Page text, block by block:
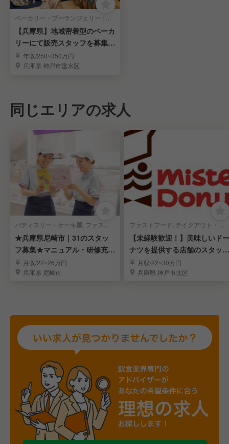
ベーカリー・ブーランジェリー | 販売スタッフ
【兵庫県】地域密着型のベーカ
リーにて販売スタッフを募集！
月8日以上休み
年収/250~350万円
兵庫県 神戸市垂水区
同じエリアの求人
パティスリー・ケーキ屋, ファストフード | 販売スタッフ
★兵庫県尼崎市｜31のスタッ
フ募集★マニュアル・研修充実
＊労働環境安定
月収/22~26万円
兵庫県 尼崎市
ファストフード, テイクアウト・惣菜・弁当屋 | 販売スタッフ
【未経験歓迎！】美味しいドー
ナツを提供する店舗のスタッフ
募集！
月収/22~30万円
兵庫県 神戸市北区